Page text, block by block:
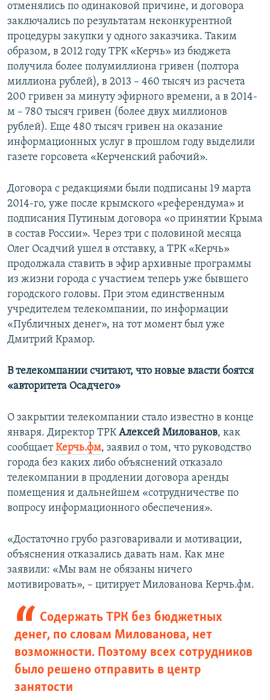
отменялись по одинаковой причине, и договора
заключались по результатам неконкурентной
процедуры закупки у одного заказчика. Таким
образом, в 2012 году ТРК «Керчь» из бюджета
получила более полумиллиона гривен (полтора
миллиона рублей), в 2013 – 460 тысяч из расчета
200 гривен за минуту эфирного времени, а в 2014-
м – 780 тысяч гривен (более двух миллионов
рублей). Еще 480 тысяч гривен на оказание
информационных услуг в прошлом году выделили
газете горсовета «Керченский рабочий».
Договора с редакциями были подписаны 19 марта
2014-го, уже после крымского «референдума» и
подписания Путиным договора «о принятии Крыма
в состав России». Через три с половиной месяца
Олег Осадчий ушел в отставку, а ТРК «Керчь»
продолжала ставить в эфир архивные программы
из жизни города с участием теперь уже бывшего
городского головы. При этом единственным
учредителем телекомпании, по информации
«Публичных денег», на тот момент был уже
Дмитрий Крамор.
В телекомпании считают, что новые власти боятся
«авторитета Осадчего»
О закрытии телекомпании стало известно в конце
января. Директор ТРКАлексей Милованов, как
сообщаетКерчь.фм, заявил о том, что руководство
города без каких либо объяснений отказало
телекомпании в продлении договора аренды
помещения и дальнейшем «сотрудничестве по
вопросу информационного обеспечения».
«Достаточно грубо разговаривали и мотивации,
объяснения отказались давать нам. Как мне
заявили: «Мы вам не обязаны ничего
мотивировать», – цитирует Милованова Керчь.фм.
Содержать ТРК без бюджетных
денег, по словам Милованова, нет
возможности. Поэтому всех сотрудников
было решено отправить в центр
занятости